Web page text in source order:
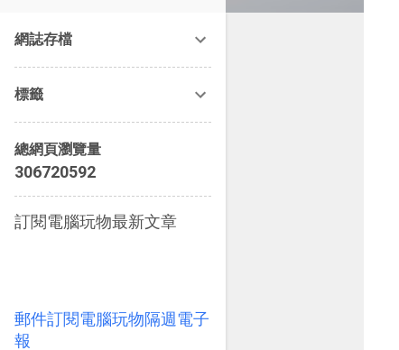
網誌存檔
標籤
總網頁瀏覽量
306720592
訂閱電腦玩物最新文章
郵件訂閱電腦玩物隔週電子
報